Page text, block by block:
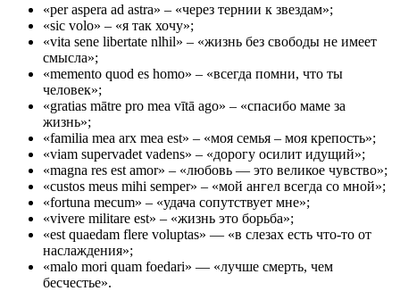
«per aspera ad astra» – «через тернии к звездам»;
«sic volo» – «я так хочу»;
«vita sene libertate nlhil» – «жизнь без свободы не имеет
смысла»;
«memento quod es homo» – «всегда помни, что ты
человек»;
«gratias mātre pro mea vītā ago» – «спасибо маме за
жизнь»;
«familia mea arx mea est» – «моя семья – моя крепость»;
«viam supervadet vadens» – «дорогу осилит идущий»;
«magna res est amor» – «любовь — это великое чувство»;
«custos meus mihi semper» – «мой ангел всегда со мной»;
«fortuna mecum» – «удача сопутствует мне»;
«vivere militare est» – «жизнь это борьба»;
«est quaedam flere voluptas» — «в слезах есть что-то от
наслаждения»;
«malo mori quam foedari» — «лучше смерть, чем
бесчестье».